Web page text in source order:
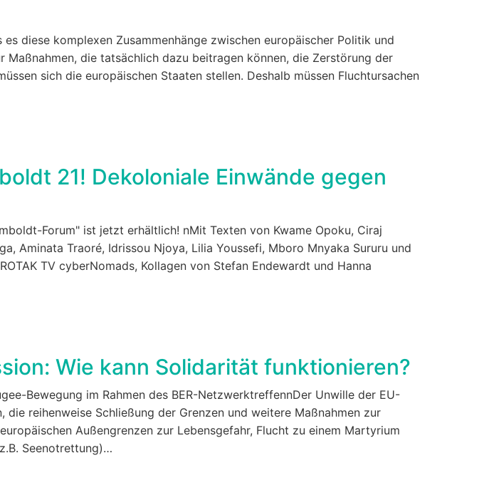
diese komplexen Zusammenhänge zwischen europäischer Politik und
die tatsächlich dazu beitragen können, die Zerstörung der
sich die europäischen Staaten stellen. Deshalb müssen Fluchtursachen
21! Dekoloniale Einwände gegen
Forum" ist jetzt erhältlich! nMit Texten von Kwame Opoku, Ciraj
Aminata Traoré, Idrissou Njoya, Lilia Youssefi, Mboro Mnyaka Sururu und
TV cyberNomads, Kollagen von Stefan Endewardt und Hanna
Wie kann Solidarität funktionieren?
Bewegung im Rahmen des BER-NetzwerktreffennDer Unwille der EU-
reihenweise Schließung der Grenzen und weitere Maßnahmen zur
Außengrenzen zur Lebensgefahr, Flucht zu einem Martyrium
Seenotrettung)…